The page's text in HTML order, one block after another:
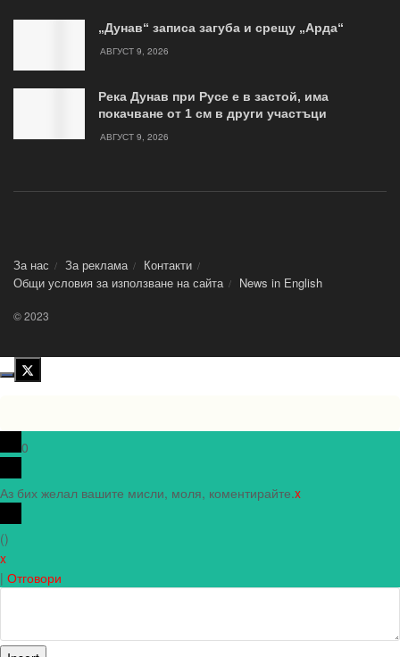
„Дунав“ записа загуба и срещу „Арда“
АВГУСТ 9, 2026
Река Дунав при Русе е в застой, има
покачване от 1 см в други участъци
АВГУСТ 9, 2026
За нас За реклама
Контакти
Общи условия за използване на сайта
News in Еnglish
© 2023
0
Аз бих желал вашите мисли, моля, коментирайте.x
()
x
| Отговори